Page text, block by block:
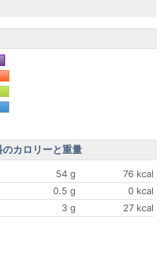
カロリーと重量
54 g
76 kcal
0.5 g
0 kcal
3 g 27 kcal